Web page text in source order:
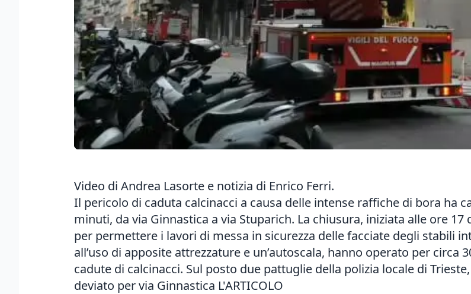
Video di Andrea Lasorte e notizia di Enrico Ferri.
Il pericolo di caduta calcinacci a causa delle intense raffiche di bora ha
minuti, da via Ginnastica a via Stuparich. La chiusura, iniziata alle ore
per permettere i lavori di messa in sicurezza delle facciate degli stabili
all’uso di apposite attrezzature e un’autoscala, hanno operato per
cadute di calcinacci. Sul posto due pattuglie della polizia locale di
deviato per via Ginnastica L'ARTICOLO